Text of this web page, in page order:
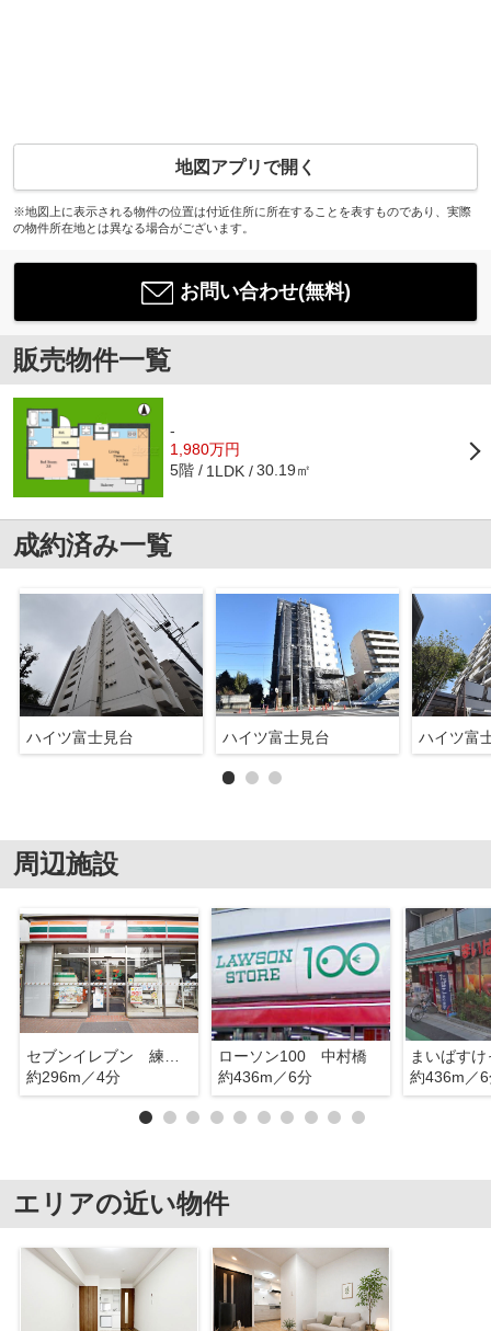
地図アプリで開く
※地図上に表示される物件の位置は付近住所に所在することを表すものであり、実際
の物件所在地とは異なる場合がございます。
お問い合わせ(無料)
販売物件一覧
-
1,980万円
5階 1LDK 30.19㎡
成約済み一覧
ハイツ富士見台 ハイツ富士見台 ハイツ富
周辺施設
セブンイレブン 練馬貫井５丁目
約296m／4分
ローソン100 中村橋
約436m／6分
約436m／
エリアの近い物件